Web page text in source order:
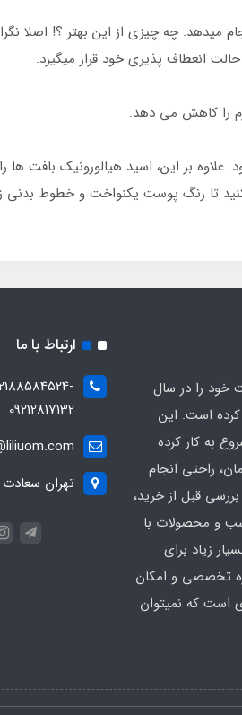
چه چیزی از این بهتر ؟! اصلا
انعطاف پذیری خود قرار میگیرد.
را کاهش می دهد.
بر این، اسید هیالورونیک بافت ها
خود را در سال
کرده است. این
به کار کرده
راحتی انجام
قبل از خرید،
و محصولات با
زیاد برای
تخصصی و امکان
است که نمیتوان
ارتباط با ما
09212817132
تهران سعادت